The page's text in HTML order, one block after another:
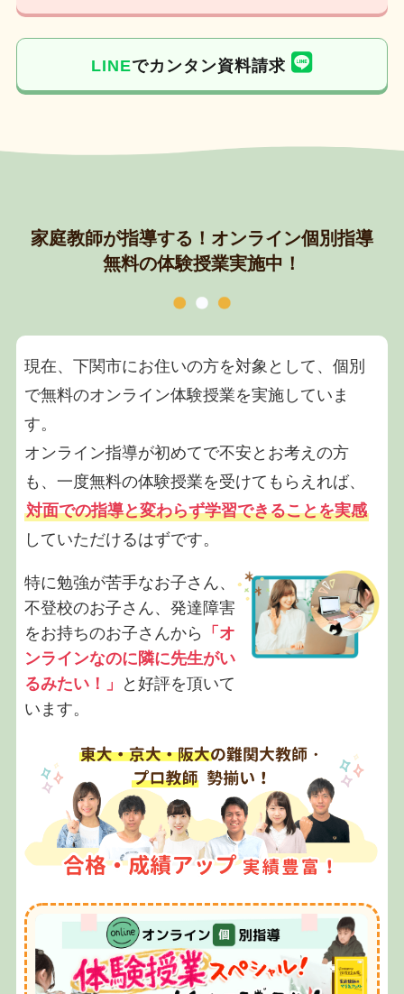
LINEでカンタン資料請求
家庭教師が指導する！オンライン個別指導
無料の体験授業実施中！
現在、下関市にお住いの方を対象として、個別
で無料のオンライン体験授業を実施していま
す。
オンライン指導が初めてで不安とお考えの方
も、一度無料の体験授業を受けてもらえれば、
対面での指導と変わらず学習できることを実感
していただけるはずです。
特に勉強が苦手なお子さん、
不登校のお子さん、発達障害
をお持ちのお子さんから
「オ
ンラインなのに隣に先生がい
るみたい！」
と好評を頂いて
います。